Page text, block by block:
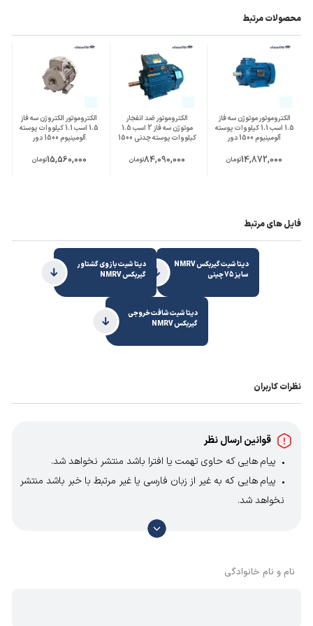
محصولات مرتبط
الکتروموتور موتوژن سه فاز
1.5 اسب 1.1 کیلووات پوسته
آلومینیوم 1500 دور
14,872,000تومان
الکتروموتور ضد انفجار
موتوژن سه فاز 2 اسب 1.5
کیلووات پوسته چدنی 1500
84,090,000تومان
الکتروموتور الکتروژن سه فاز
1.5 اسب 1.1 کیلووات پوسته
آلومینیوم 1500 دور
15,560,000تومان
فایل های مرتبط
دیتا شیت گیربکس NMRV
سایز 75 چینی
دیتا شیت بازوی گشتاور
گیربکس NMRV
دیتا شیت شافت خروجی
گیربکس NMRV
نظرات کاربران
قوانین ارسال نظر
پیام هایی که حاوی تهمت یا افترا باشد منتشر نخواهد شد.
پیام هایی که به غیر از زبان فارسی یا غیر مرتبط با خبر باشد منتشر
نخواهد شد.
با توجه به آن که امکان موافقت یا مخالفت با محتوای نظرات
وجود دارد، معمولا نظراتی که محتوای مشابه دارند، انتشار نمی‌یابند
نام و نام خانوادگی